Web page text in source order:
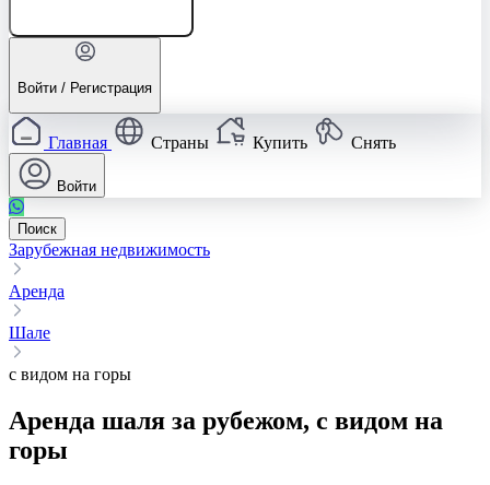
Войти / Регистрация
Главная Страны Купить Снять
Войти
Поиск
Зарубежная недвижимость
Аренда
Шале
с видом на горы
Аренда шаля за рубежом, с видом на
горы